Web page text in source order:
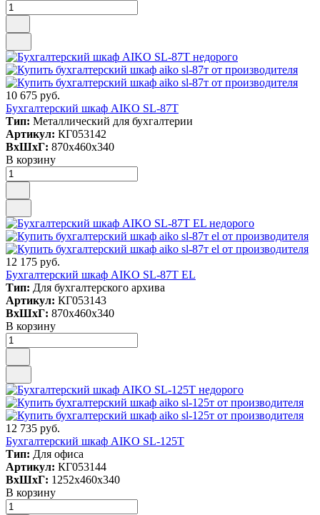
10 675 руб.
Бухгалтерский шкаф AIKO SL-87Т
Тип: Металлический для бухгалтерии
Артикул: КГ053142
ВxШxГ: 870x460x340
В корзину
12 175 руб.
Бухгалтерский шкаф AIKO SL-87Т EL
Тип: Для бухгалтерского архива
Артикул: КГ053143
ВxШxГ: 870x460x340
В корзину
12 735 руб.
Бухгалтерский шкаф AIKO SL-125Т
Тип: Для офиса
Артикул: КГ053144
ВxШxГ: 1252x460x340
В корзину